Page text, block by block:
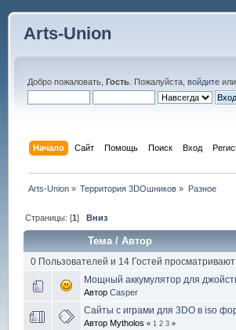
Arts-Union
Добро пожаловать, Гость. Пожалуйста, войдитеили
Начало Сайт Помощь Поиск Вход
Arts-Union » Территория 3DOшников » Разное
Страницы: [1]Вниз
Тема/ Автор
0 Пользователей и 14 Гостей просматривают
Мощный аккумулятор для
Автор Casper
Сайты с играми для 3DO в iso
Автор Mytholos « 1 2 3»